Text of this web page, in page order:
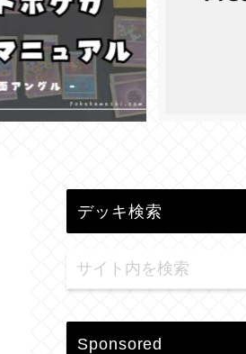
デッキ検索
Sponsored